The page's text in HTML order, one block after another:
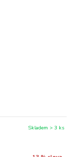
Skladem > 3 ks